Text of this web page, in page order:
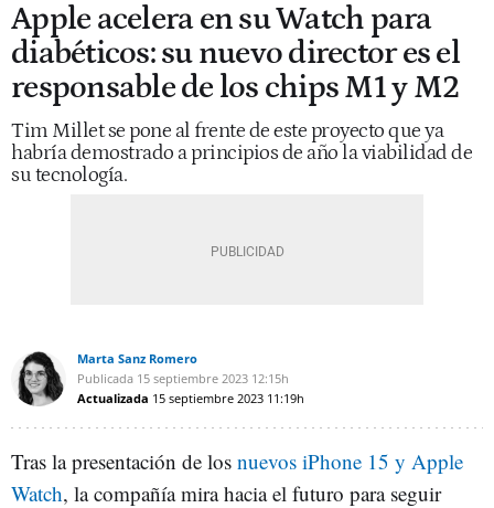
Apple acelera en su Watch para
diabéticos: su nuevo director es el
responsable de los chips M1 y M2
Tim Millet se pone al frente de este proyecto que ya
habría demostrado a principios de año la viabilidad de
su tecnología.
Marta Sanz Romero
Publicada 15 septiembre 2023 12:15h
Actualizada 15 septiembre 2023 11:19h
Tras la presentación de los nuevos iPhone 15 y Apple
Watch, la compañía mira hacia el futuro para seguir